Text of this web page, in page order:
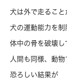
犬は外で走ること
犬の運動能力を制
体中の骨を破壊し
人間も同様、動
恐ろしい結果が